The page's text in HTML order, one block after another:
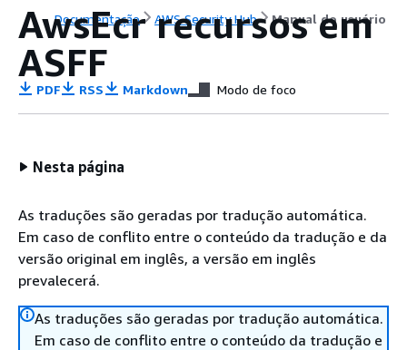
Documentação AWS Security Hub Manual do usuário
AwsEcr recursos em
ASFF
PDF RSS Markdown Modo de foco
Nesta página
As traduções são geradas por tradução automática.
Em caso de conflito entre o conteúdo da tradução e da
versão original em inglês, a versão em inglês
prevalecerá.
As traduções são geradas por tradução automática.
Em caso de conflito entre o conteúdo da tradução e